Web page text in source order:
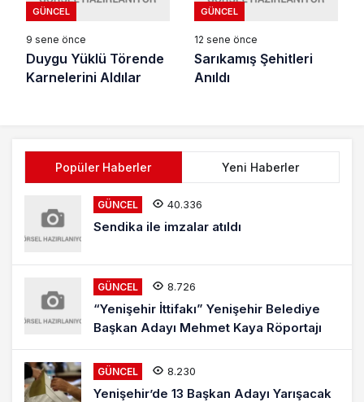
GÜNCEL
9 sene önce
Duygu Yüklü Törende
Karnelerini Aldılar
GÜNCEL
12 sene önce
Sarıkamış Şehitleri
Anıldı
Popüler Haberler Yeni Haberler
GÜNCEL 40.336
Sendika ile imzalar atıldı
GÜNCEL 8.726
“Yenişehir İttifakı” Yenişehir Belediye
Başkan Adayı Mehmet Kaya Röportajı
GÜNCEL 8.230
Yenişehir’de 13 Başkan Adayı Yarışacak